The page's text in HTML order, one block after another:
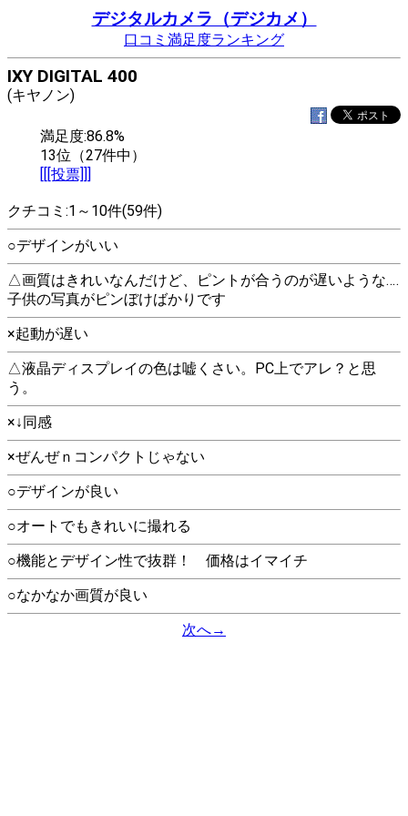
デジタルカメラ（デジカメ）
口コミ満足度ランキング
IXY DIGITAL 400
(キヤノン)
満足度:86.8%
13位（27件中）
[[[投票]]]
クチコミ:1～10件(59件)
○デザインがいい
△画質はきれいなんだけど、ピントが合うのが遅いような‥‥
子供の写真がピンぼけばかりです
×起動が遅い
△液晶ディスプレイの色は嘘くさい。PC上でアレ？と思
う。
×↓同感
×ぜんぜｎコンパクトじゃない
○デザインが良い
○オートでもきれいに撮れる
○機能とデザイン性で抜群！ 価格はイマイチ
○なかなか画質が良い
次へ→